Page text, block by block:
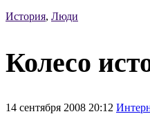
История, Люди
Колесо
14 сентября 2008 20:12